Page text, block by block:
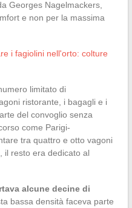
Georges Nagelmackers,
e non per la massima
i fagiolini nell'orto: colture
limitato di
ristorante, i bagagli e i
del convoglio senza
come Parigi-
tra quattro e otto vagoni
il resto era dedicato al
alcune decine di
bassa densità faceva parte